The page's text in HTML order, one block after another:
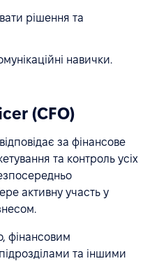
рішення та
навички.
(CFO)
відповідає за фінансове
та контроль усіх
активну участь у
фінансовим
та іншими